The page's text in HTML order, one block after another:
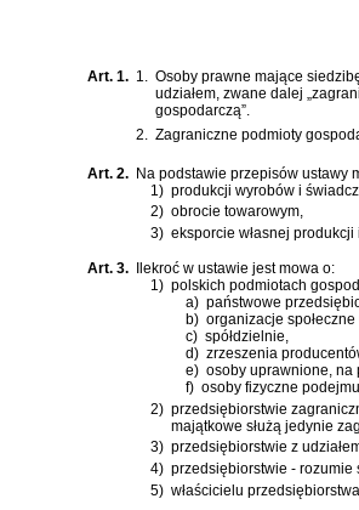
Art. 1. 1.
Osoby prawne mające
udziałem, zwane dalej
gospodarczą”.
2.
Zagraniczne podmioty
Art. 2. Na podstawie przepisów ustawy
1) produkcji wyrobów i
2) obrocie towarowym,
3) eksporcie własnej produkcji
Art. 3.
Ilekroć w ustawie jest mowa o:
1) polskich podmiotach
a) państwowe
b) organizacje
c) spółdzielnie,
d) zrzeszenia
e) osoby uprawnione, na
f) osoby fizyczne
2) przedsiębiorstwie
majątkowe służą jedynie
3) przedsiębiorstwie z
4) przedsiębiorstwie - rozumie
5) właścicielu